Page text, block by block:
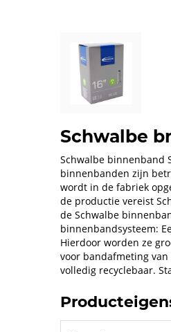
Schwalbe
Schwalbe binnenband
binnenbanden zijn
wordt in de fabriek
de productie vereist
de Schwalbe
binnenbandsysteem:
Hierdoor worden ze
voor bandafmeting van
volledig recyclebaar.